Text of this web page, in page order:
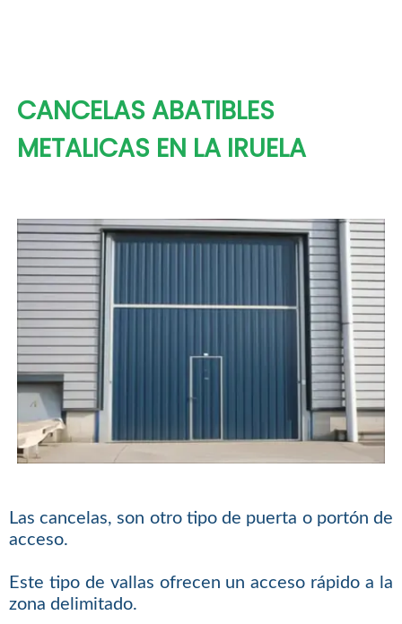
CANCELAS ABATIBLES
METALICAS EN LA IRUELA
Las cancelas, son otro tipo de puerta o portón de
acceso.
Este tipo de vallas ofrecen un acceso rápido a la
zona delimitado.